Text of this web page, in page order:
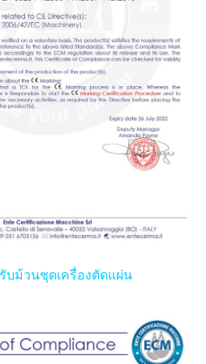
บม้วนชุดเครื่องตัดแผ่น